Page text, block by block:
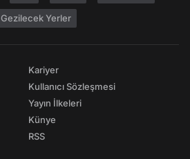
Gezilecek Yerler
Kariyer
Kullanıcı Sözleşmesi
Yayın İlkeleri
Künye
RSS